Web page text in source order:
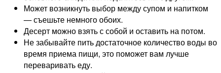
Может возникнуть выбор между супом и напитком
— съешьте немного обоих.
Десерт можно взять с собой и оставить на потом.
Не забывайте пить достаточное количество воды во
время приема пищи, это поможет вам лучше
переваривать еду.